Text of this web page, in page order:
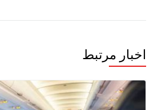
اخبار مرتبط